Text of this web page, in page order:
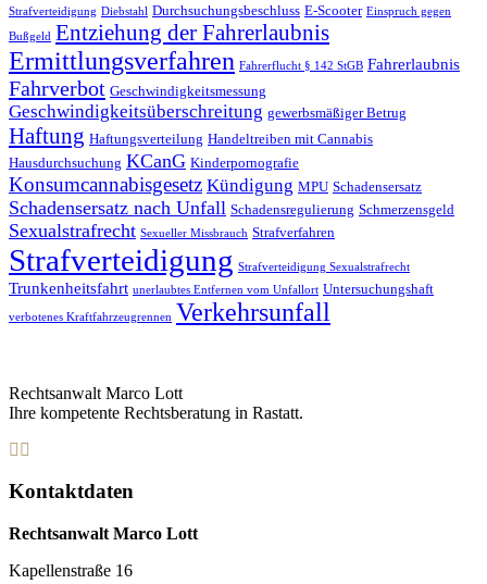
Strafverteidigung Diebstahl Durchsuchungsbeschluss E-Scooter Einspruch gegen
Bußgeld Entziehung der Fahrerlaubnis
Ermittlungsverfahren Fahrerflucht § 142 StGB Fahrerlaubnis
Fahrverbot Geschwindigkeitsmessung
Geschwindigkeitsüberschreitung gewerbsmäßiger Betrug
Haftung Haftungsverteilung Handeltreiben mit Cannabis
Hausdurchsuchung KCanG Kinderpornografie
Konsumcannabisgesetz Kündigung MPU Schadensersatz
Schadensersatz nach Unfall Schadensregulierung Schmerzensgeld
Sexualstrafrecht Sexueller Missbrauch Strafverfahren
Strafverteidigung Strafverteidigung Sexualstrafrecht
Trunkenheitsfahrt unerlaubtes Entfernen vom Unfallort Untersuchungshaft
verbotenes Kraftfahrzeugrennen Verkehrsunfall
Rechtsanwalt Marco Lott
Ihre kompetente Rechtsberatung in Rastatt.
Kontaktdaten
Rechtsanwalt Marco Lott
Kapellenstraße 16